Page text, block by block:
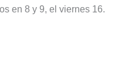
en 8 y 9, el viernes 16.